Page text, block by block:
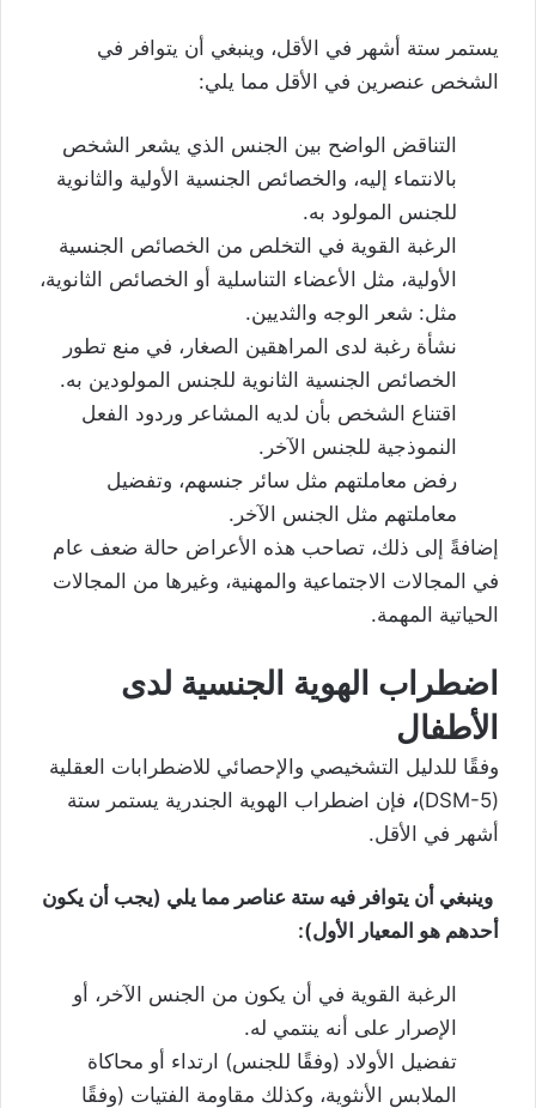
يستمر ستة أشهر في الأقل، وينبغي أن يتوافر في
الشخص عنصرين في الأقل مما يلي:
التناقض الواضح بين الجنس الذي يشعر الشخص
بالانتماء إليه، والخصائص الجنسية الأولية والثانوية
للجنس المولود به.
الرغبة القوية في التخلص من الخصائص الجنسية
الأولية، مثل الأعضاء التناسلية أو الخصائص الثانوية،
مثل: شعر الوجه والثديين.
نشأة رغبة لدى المراهقين الصغار، في منع تطور
الخصائص الجنسية الثانوية للجنس المولودين به.
اقتناع الشخص بأن لديه المشاعر وردود الفعل
النموذجية للجنس الآخر.
رفض معاملتهم مثل سائر جنسهم، وتفضيل
معاملتهم مثل الجنس الآخر.
إضافةً إلى ذلك، تصاحب هذه الأعراض حالة ضعف عام
في المجالات الاجتماعية والمهنية، وغيرها من المجالات
الحياتية المهمة.
اضطراب الهوية الجنسية لدى
الأطفال
وفقًا للدليل التشخيصي والإحصائي للاضطرابات العقلية
(DSM-5)
، فإن اضطراب الهوية الجندرية يستمر ستة
أشهر في الأقل.
وينبغي أن يتوافر فيه ستة عناصر مما يلي (يجب أن يكون
أحدهم هو المعيار الأول):
الرغبة القوية في أن يكون من الجنس الآخر، أو
الإصرار على أنه ينتمي له.
تفضيل الأولاد (وفقًا للجنس) ارتداء أو محاكاة
الملابس الأنثوية، وكذلك مقاومة الفتيات (وفقًا